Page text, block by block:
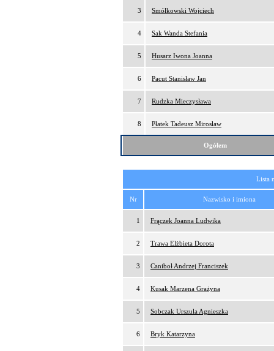
3 Smółkowski Wojciech
4 Sak Wanda Stefania
5 Husarz Iwona Joanna
6 Pacut Stanisław Jan
7 Rudzka Mieczysława
8 Płatek Tadeusz Mirosław
Ogółem
Lista
Nr Nazwisko i imiona
1 Frączek Joanna Ludwika
2 Trawa Elżbieta Dorota
3 Caniboł Andrzej Franciszek
4 Kusak Marzena Grażyna
5 Sobczak Urszula Agnieszka
6 Bryk Katarzyna